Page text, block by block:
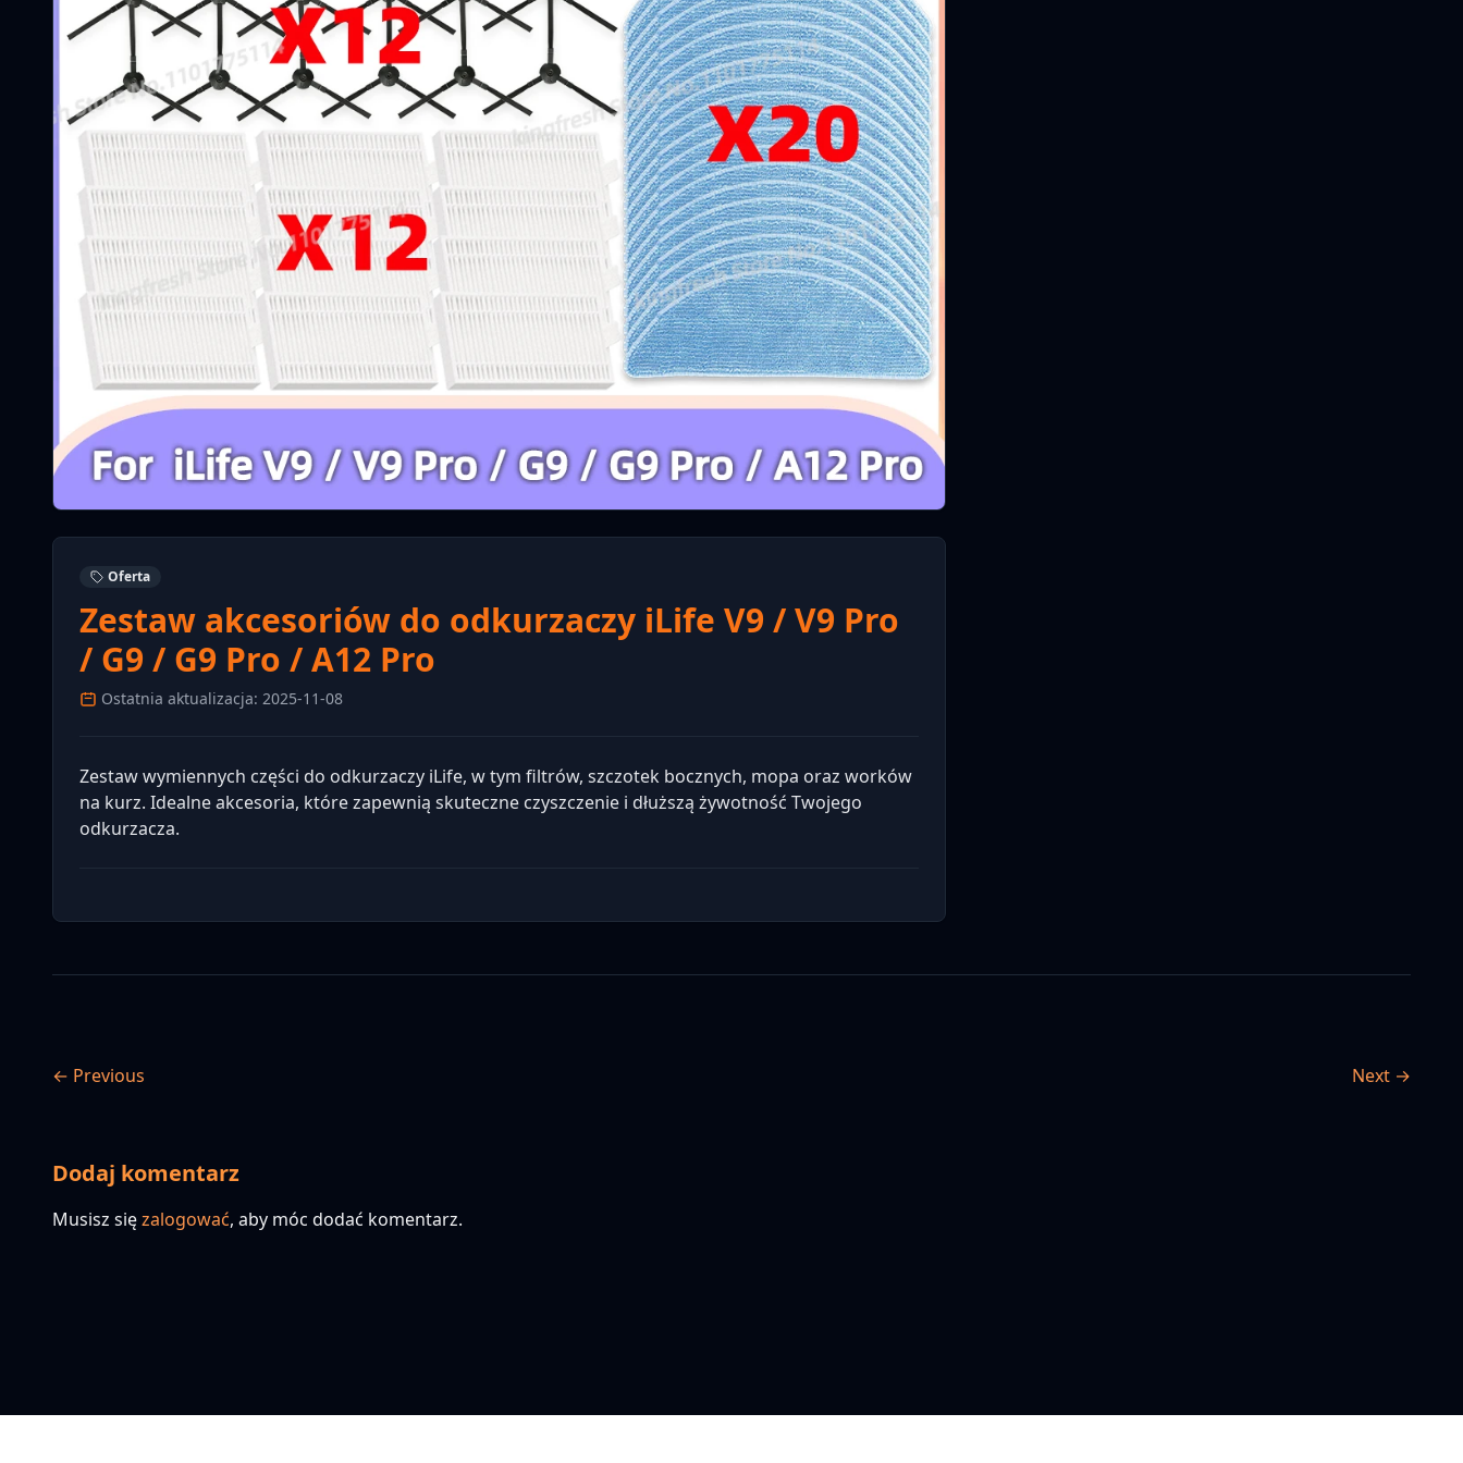
Oferta
Zestaw akcesoriów do odkurzaczy iLife V9 / V9 Pro
/ G9 / G9 Pro / A12 Pro
Ostatnia aktualizacja: 2025-11-08
Zestaw wymiennych części do odkurzaczy iLife, w tym filtrów, szczotek bocznych, mopa oraz worków
na kurz. Idealne akcesoria, które zapewnią skuteczne czyszczenie i dłuższą żywotność Twojego
odkurzacza.
← Previous Next →
Dodaj komentarz
Musisz sięzalogować, aby móc dodać komentarz.